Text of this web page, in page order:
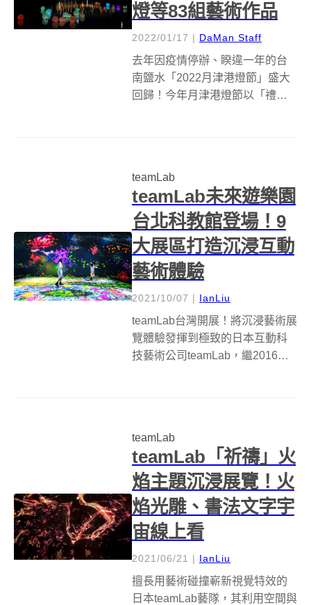
燈等83組藝術作品
2022/01/17 | DaMan Staff
去年因疫情停辦、睽違一年的台
南鹽水「2022月津港燈節」盛大
回歸！今年月津港燈節以「禮物
最；本次更特別邀來日本數位...
teamLab
teamLab未來遊樂園
台北科教館登場！9
大展區打造沉浸互動
藝術體驗
2021/10/07 | IanLiu
teamLab台灣開展！將沉浸藝術展
覽體驗發揮到極致的日本互動科
技藝術公司teamLab，繼2016年
teamLab
teamLab「祈禱」火
焰主題沉浸展覽！火
焰光雕、書法文字宇
宙線上看
2021/06/21 | IanLiu
擅長用藝術碰撞嶄新視覺特效的
日本teamLab藝隊，其利用空間與